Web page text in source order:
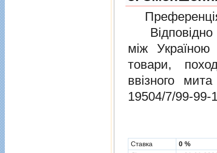
Відповідно
мiж Україною
товари,
ввізного
19504/7/99-99-
Cтавка
0 %